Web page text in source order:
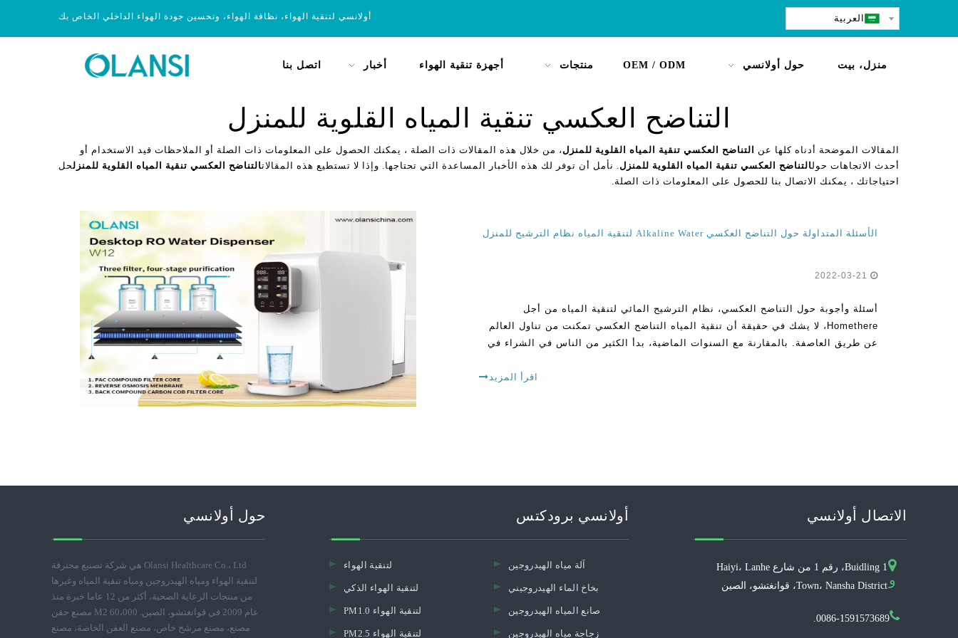
أولانسي لتنقية الهواء، نظافة الهواء، وتحسين جودة الهواء الداخلي الخاص بك العربية
منزل، بيت حول أولانسي OEM / ODM منتجات أجهزة تنقية الهواء أخبار اتصل بنا
التناضح العكسي تنقية المياه القلوية للمنزل
المقالات الموضحة أدناه كلها عن التناضح العكسي تنقية المياه القلوية للمنزل ، من خلال هذه المقالات ذات الصلة ، يمكنك الحصول على المعلومات ذات الصلة أو الملاحظات قيد الاستخدام أو
أحدث الاتجاهات حولالتناضح العكسي تنقية المياه القلوية للمنزل. نأمل أن توفر لك هذه الأخبار المساعدة التي تحتاجها. وإذا لا تستطيع هذه المقالاتالتناضح العكسي تنقية المياه القلوية للمنزلحل
احتياجاتك ، يمكنك الاتصال بنا للحصول على المعلومات ذات الصلة.
الأسئلة المتداولة حول التناضح العكسي Alkaline Water لتنقية المياه نظام الترشيح للمنزل
أسئلة وأجوبة حول التناضح العكسي، نظام الترشيح المائي لتنقية المياه من أجل
Homethere، لا يشك في حقيقة أن تنقية المياه التناضح العكسي تمكنت من تناول العالم
عن طريق العاصفة. بالمقارنة مع السنوات الماضية، بدأ الكثير من الناس في الشراء في
اقرأ المزيد
حول أولانسي
Olansi Healthcare Co.، Ltd هي شركة تصنيع محترفة
لتنقية الهواء ومياه الهيدروجين ومياه تنقية المياه وغيرها
من منتجات الرعاية الصحية، أكثر من 12 عاما خبرة منذ
عام 2009 في قوانغتشو، الصين. 60،000 M2 مصنع حقن
مصنع، مصنع مرشح خاص، مصنع العفن الخاصة، مصنع
أولانسي برودكتس
لتنقية الهواء
لتنقية الهواء الذكي
PM1.0 لتنقية الهواء
PM2.5 لتنقية الهواء
آلة مياه الهيدروجين
بخاخ الماء الهيدروجيني
صانع المياه الهيدروجين
زجاجة مياه الهيدروجين
الاتصال أولانسي
و
Buidling 1، رقم 1 من شارع Haiyi، Lanhe
Town، Nansha District، قوانغتشو، الصين
0086-1591573689.